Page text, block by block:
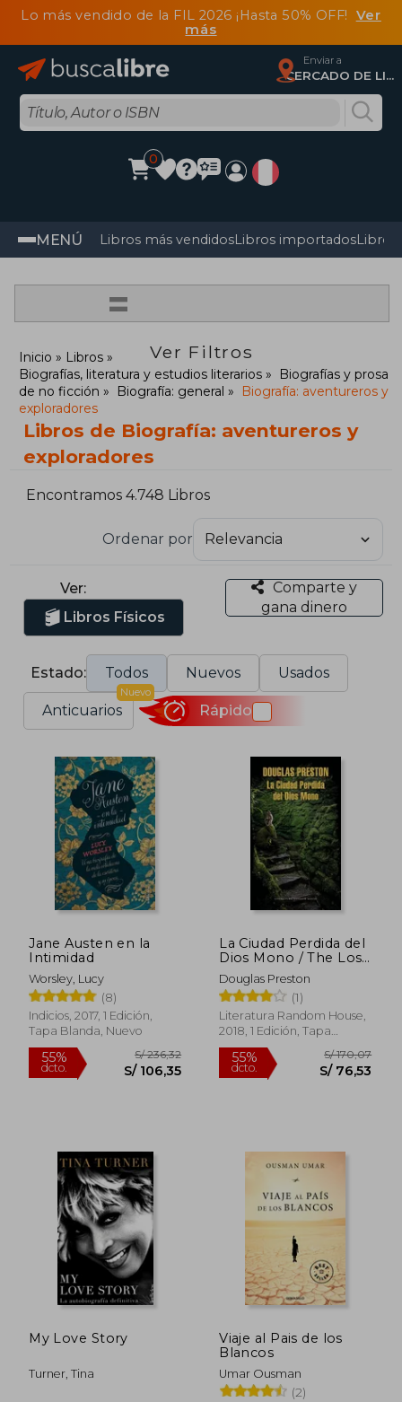
Lo más vendido de la FIL 2026 ¡Hasta 50% OFF! Ver
más
Enviar a
CERCADO DE LIMA, Lima
0
MENÚ Libros más vendidosLibros importadosLibros
=
Ver Filtros
Inicio
Libros
Biografías, literatura y estudios literarios
Biografías y prosa
de no ficción
Biografía: general
Biografía: aventureros y
exploradores
Libros de Biografía: aventureros y
exploradores
Encontramos 4.748 Libros
Ordenar por
Ver:
Libros Físicos
Comparte y
gana dinero
Estado: Todos Nuevos Usados
Anticuarios
Nuevo
Rápido
Jane Austen en la
Intimidad
Worsley, Lucy
(8)
Indicios, 2017, 1 Edición,
Tapa Blanda, Nuevo
55%
dcto.
S/ 236,32
S/ 106,35
La Ciudad Perdida del
Dios Mono / The Lost
City of the Monkey
God: A True Story
Douglas Preston
(1)
Literatura Random House,
2018, 1 Edición, Tapa
Blanda, Nuevo
55%
My Love Story
Turner, Tina
Viaje al Pais de los
Blancos
Umar Ousman
(2)